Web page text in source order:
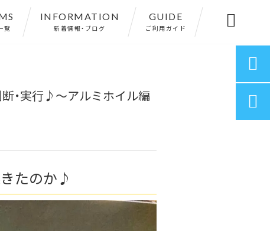
覧
INFORMATION
新着情報・ブログ
GUIDE
ご利用ガイド 
断・実行♪～アルミホイル編
きたのか♪

